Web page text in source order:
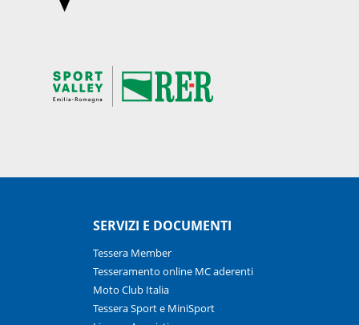
SERVIZI E DOCUMENTI
Tessera Member
Tesseramento online MC aderenti
Moto Club Italia
Tessera Sport e MiniSport